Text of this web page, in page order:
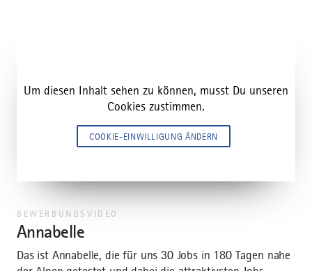
Um diesen Inhalt sehen zu können, musst Du unseren
Cookies zustimmen.
COOKIE-EINWILLIGUNG ÄNDERN
BEWERBUNGSVIDEO
Annabelle
Das ist Annabelle, die für uns 30 Jobs in 180 Tagen nahe